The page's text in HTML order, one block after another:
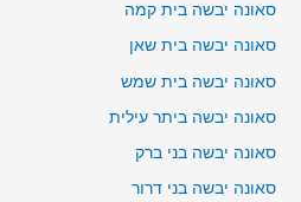
סאונה יבשה בית קמה
סאונה יבשה בית שאן
סאונה יבשה בית שמש
סאונה יבשה ביתר עילית
סאונה יבשה בני ברק
סאונה יבשה בני דרור